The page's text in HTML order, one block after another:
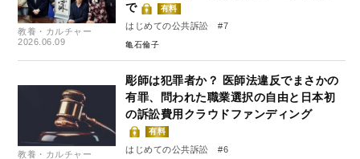
教養・カルチャー
2026.06.09
で
有料
はじめての公共訴訟 #7
亀石倫子
教養・カルチャー
彫師は犯罪者か？ 医師法違反でまさかの
有罪、問われた職業選択の自由と日本初
の訴訟費用クラウドファンディング
有料
はじめての公共訴訟 #6